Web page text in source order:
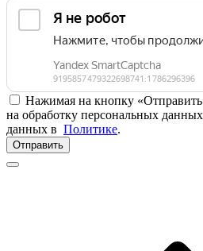
Нажимая на кнопку
на обработку персональных
данных в Политике.
Отправить